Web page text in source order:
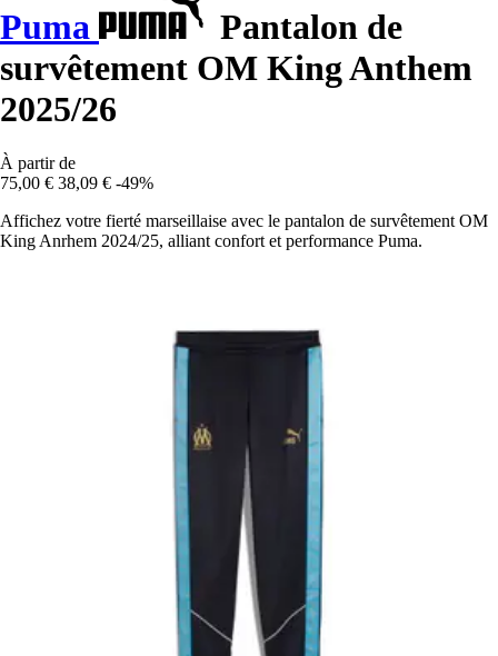
Puma
Pantalon de
survêtement OM King Anthem
2025/26
À partir de
75,00 € 38,09 € -49%
Affichez votre fierté marseillaise avec le pantalon de survêtement OM
King Anrhem 2024/25, alliant confort et performance Puma.